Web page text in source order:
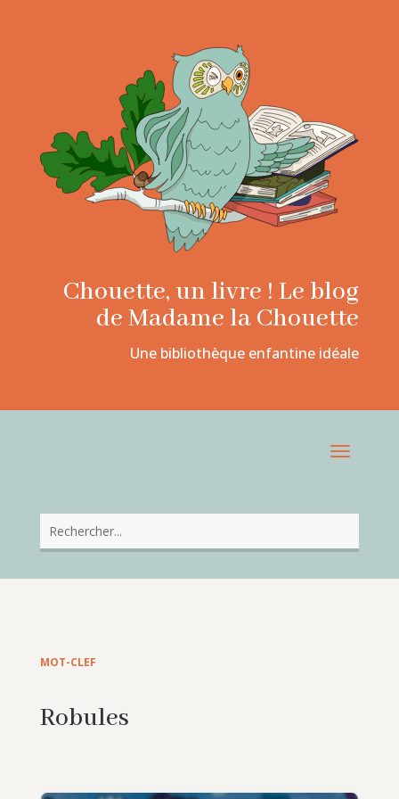
Chouette, un livre ! Le blog
de Madame la Chouette
Une bibliothèque enfantine idéale
MOT-CLEF
Robules